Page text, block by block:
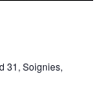
31, Soignies,